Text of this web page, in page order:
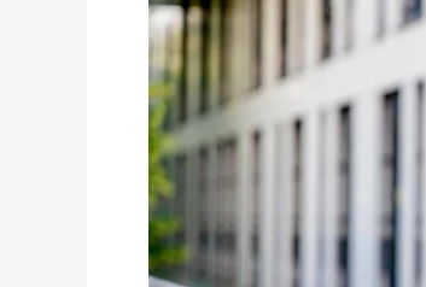
𝐚𝐦
𝐒𝐚𝐥𝐞𝐬
𝐌𝐚𝐧𝐚𝐠𝐞𝐦𝐞𝐧𝐭
𝐃𝐞𝐩𝐚𝐫𝐭𝐦𝐞𝐧𝐭!